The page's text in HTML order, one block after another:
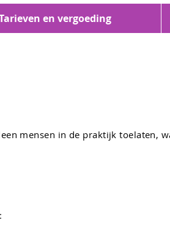
en vergoeding
mensen in de praktijk toelaten,